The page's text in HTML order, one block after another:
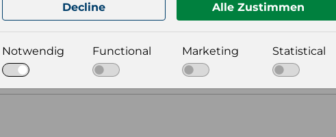
Decline Alle Zustimmen
Notwendig Functional Marketing Statistical